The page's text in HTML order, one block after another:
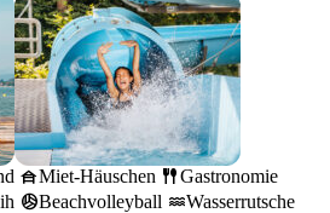
house_sidingMiet-Häuschen fork_spoonGastronomie
sports_volleyballBeachvolleyball waterWasserrutsche